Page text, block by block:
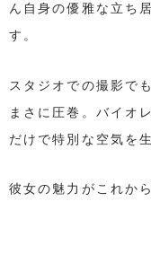
ん自身の優雅な立ち
す。
スタジオでの撮影で
まさに圧巻。バイオ
だけで特別な空気を
彼女の魅力がこれか